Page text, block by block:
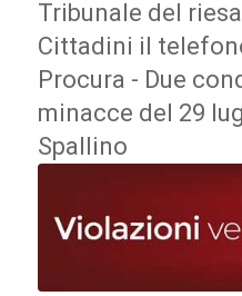
Tribunale del
Cittadini il
Procura - Due
minacce del 29
Spallino